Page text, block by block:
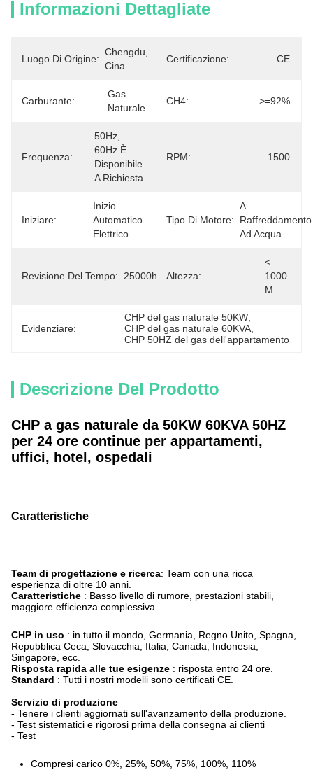
Informazioni Dettagliate
Luogo Di Origine:
Chengdu,
Cina
Certificazione: CE
Carburante:
Gas
Naturale
CH4: >=92%
Frequenza:
50Hz,
60Hz È
Disponibile
A Richiesta
RPM: 1500
Iniziare:
Inizio
Automatico
Elettrico
Tipo Di Motore:
A
Raffreddamento
Ad Acqua
Revisione Del Tempo: 25000hoursAltezza:
<
1000
M
Evidenziare:
CHP del gas naturale 50KW
CHP del gas naturale 60KVA
CHP 50HZ del gas dell'appartamento
Descrizione Del Prodotto
CHP a gas naturale da 50KW 60KVA 50HZ
per 24 ore continue per appartamenti,
uffici, hotel, ospedali
Caratteristiche
Team di progettazione e ricerca: Team con una ricca
esperienza di oltre 10 anni.
Caratteristiche : Basso livello di rumore, prestazioni stabili,
maggiore efficienza complessiva.
CHP in uso : in tutto il mondo, Germania, Regno Unito, Spagna,
Repubblica Ceca, Slovacchia, Italia, Canada, Indonesia,
Singapore, ecc.
Risposta rapida alle tue esigenze : risposta entro 24 ore.
Standard : Tutti i nostri modelli sono certificati CE.
Servizio di produzione
- Tenere i clienti aggiornati sull'avanzamento della produzione.
- Test sistematici e rigorosi prima della consegna ai clienti
- Test
Compresi carico 0%, 25%, 50%, 75%, 100%, 110%